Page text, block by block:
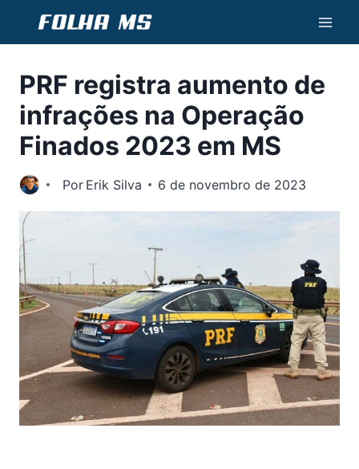
Conteúdo
PRF registra aumento de
infrações na Operação
Finados 2023 em MS
Por Erik Silva 6 de novembro de 2023